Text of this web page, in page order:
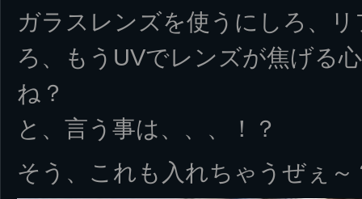
ガラスレンズを使うにしろ、
ろ、もうUVでレンズが焦げる
ね？
と、言う事は、、、！？
そう、これも入れちゃうぜぇ～